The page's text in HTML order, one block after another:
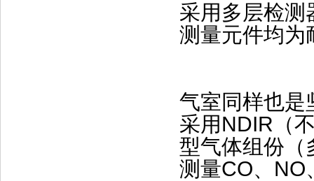
采用多层检测
测量元件均为
气室同样也
采用NDIR（
型气体组份（
测量CO、NO